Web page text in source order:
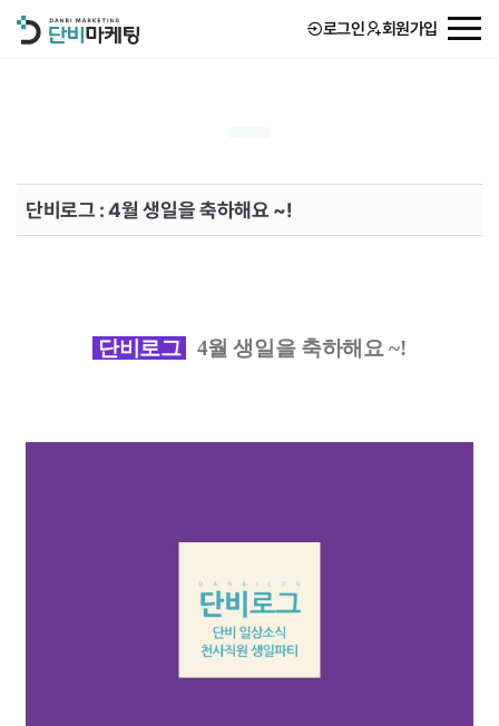
고객후기
로그인 회원가입
단비로그 : 4월 생일을 축하해요 ~!
단비로그 4월 생일을 축하해요 ~!